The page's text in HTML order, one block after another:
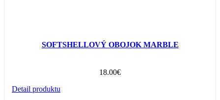
SOFTSHELLOVÝ OBOJOK MARBLE
18.00€
Detail produktu